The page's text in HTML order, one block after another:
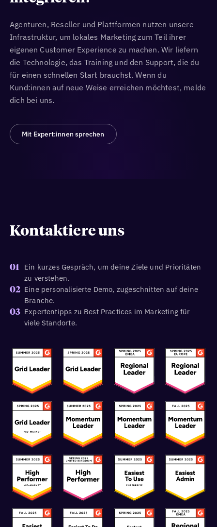
Agenturen, Reseller und Plattformen nutzen unsere
Infrastruktur, um lokales Marketing zum Teil ihrer
eigenen Customer Experience zu machen. Wir liefern
die Technologie, das Training und den Support, die du
für einen schnellen Start brauchst. Wenn du
Kund:innen auf neue Weise erreichen möchtest, melde
dich bei uns.
Mit Expert:innen sprechen
Kontaktiere uns
01
Ein kurzes Gespräch, um deine Ziele und Prioritäten
zu verstehen.
02 Eine personalisierte Demo, zugeschnitten auf deine
Branche.
03 Expertentipps zu Best Practices im Marketing für
viele Standorte.